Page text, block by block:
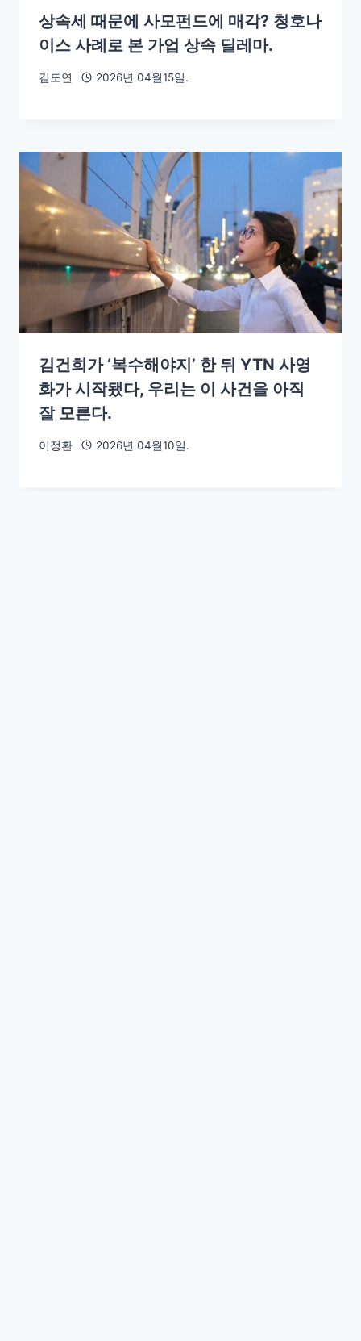
상속세 때문에 사모펀드에 매각? 청호나
이스 사례로 본 가업 상속 딜레마.
김도연 2026년 04월15일.
김건희가 ‘복수해야지’ 한 뒤 YTN 사영
화가 시작됐다, 우리는 이 사건을 아직
잘 모른다.
이정환 2026년 04월10일.